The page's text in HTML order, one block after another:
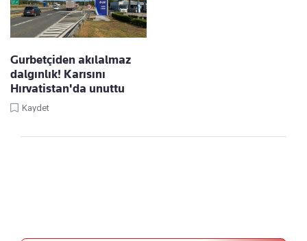
Gurbetçiden akılalmaz
dalgınlık! Karısını
Hırvatistan'da unuttu
Kaydet